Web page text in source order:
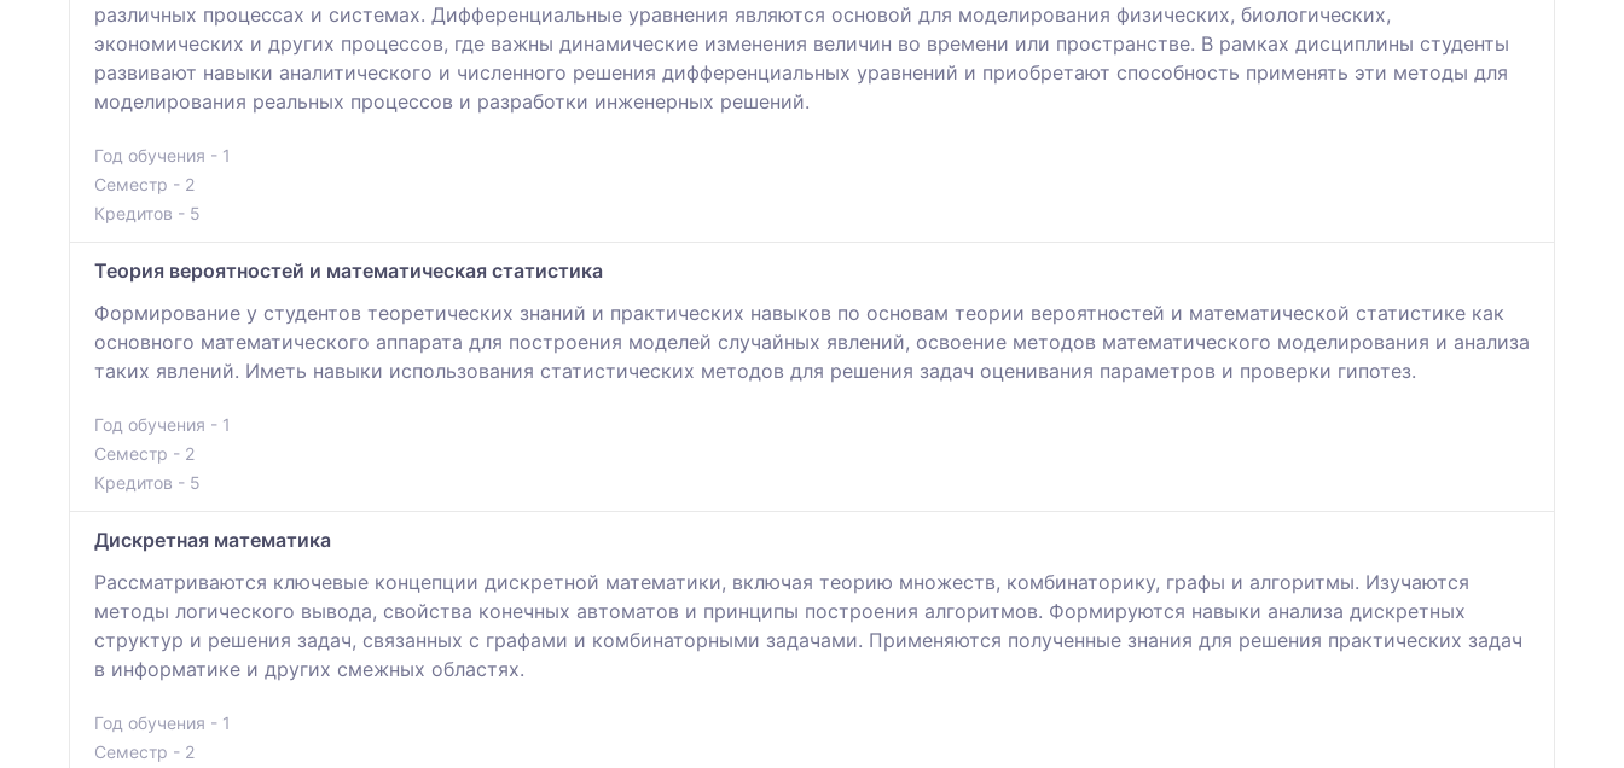
различных процессах и системах. Дифференциальные уравнения являются основой для моделирования физических, биологических,
экономических и других процессов, где важны динамические изменения величин во времени или пространстве. В рамках дисциплины студенты
развивают навыки аналитического и численного решения дифференциальных уравнений и приобретают способность применять эти методы для
моделирования реальных процессов и разработки инженерных решений.
Год обучения - 1
Семестр - 2
Кредитов - 5
Теория вероятностей и математическая статистика
Формирование у студентов теоретических знаний и практических навыков по основам теории вероятностей и математической статистике как
основного математического аппарата для построения моделей случайных явлений, освоение методов математического моделирования и анализа
таких явлений. Иметь навыки использования статистических методов для решения задач оценивания параметров и проверки гипотез.
Год обучения - 1
Семестр - 2
Кредитов - 5
Дискретная математика
Рассматриваются ключевые концепции дискретной математики, включая теорию множеств, комбинаторику, графы и алгоритмы. Изучаются
методы логического вывода, свойства конечных автоматов и принципы построения алгоритмов. Формируются навыки анализа дискретных
структур и решения задач, связанных с графами и комбинаторными задачами. Применяются полученные знания для решения практических задач
в информатике и других смежных областях.
Год обучения - 1
Семестр - 2